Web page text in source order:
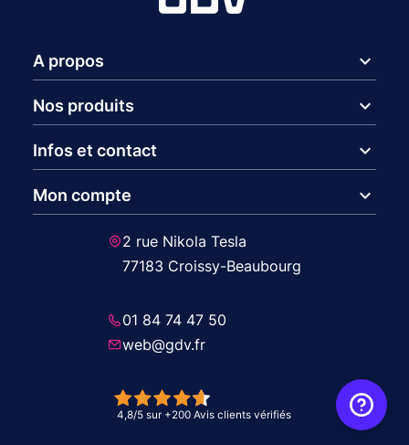
A propos expand_more
Nos produits expand_more
Infos et contact expand_more
Mon compte expand_more
2 rue Nikola Tesla
77183 Croissy-Beaubourg
01 84 74 47 50
web@gdv.fr